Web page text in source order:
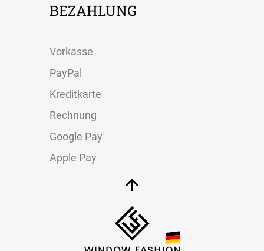
BEZAHLUNG
Vorkasse
PayPal
Kreditkarte
Rechnung
Google Pay
Apple Pay